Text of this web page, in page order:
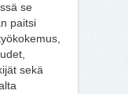
se
paitsi
sekä